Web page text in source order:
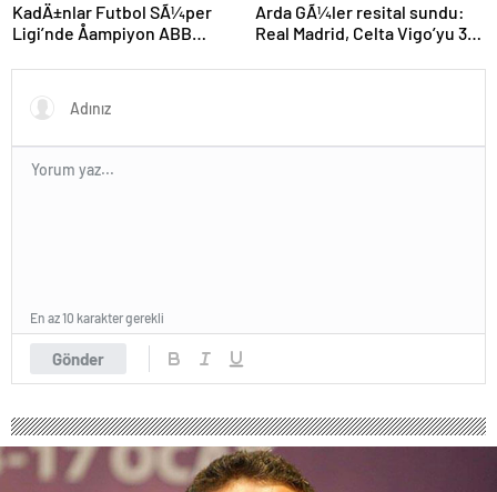
KadÄ±nlar Futbol SÃ¼per
Ligi’nde Åampiyon ABB
Arda GÃ¼ler resital sundu:
Real Madrid, Celta Vigo’yu 3
Gönder
En az 10 karakter gerekli